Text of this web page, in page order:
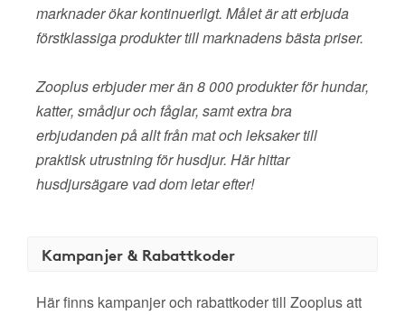
marknader ökar kontinuerligt. Målet är att erbjuda
förstklassiga produkter till marknadens bästa priser.
Zooplus erbjuder mer än 8 000 produkter för hundar,
katter, smådjur och fåglar, samt extra bra
erbjudanden på allt från mat och leksaker till
praktisk utrustning för husdjur. Här hittar
husdjursägare vad dom letar efter!
Kampanjer & Rabattkoder
Här finns kampanjer och rabattkoder till Zooplus att